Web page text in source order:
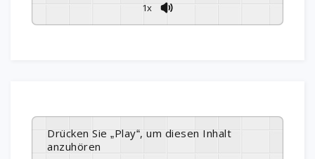
1x
Drücken Sie „Play“, um diesen Inhalt
anzuhören